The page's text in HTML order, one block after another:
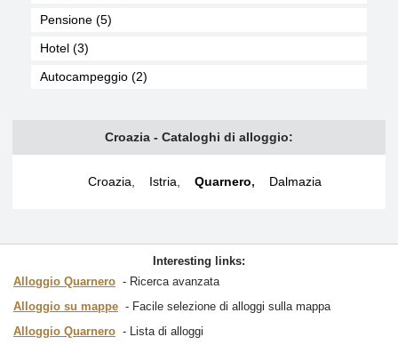
Pensione (5)
Hotel (3)
Autocampeggio (2)
Croazia - Cataloghi di alloggio:
Croazia Istria Quarnero, Dalmazia
Interesting links:
Alloggio Quarnero
Ricerca avanzata
Alloggio su mappe
Facile selezione di alloggi sulla mappa
Alloggio Quarnero
Lista di alloggi